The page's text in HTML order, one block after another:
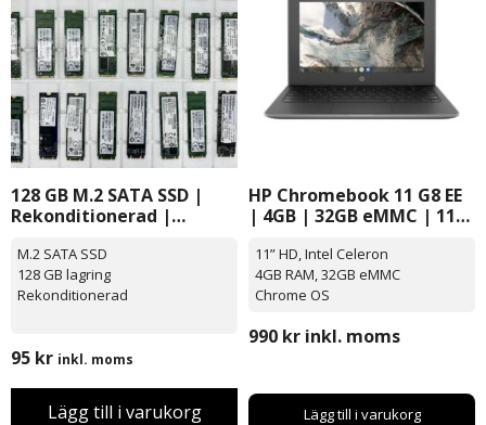
128 GB M.2 SATA SSD |
Rekonditionerad |
M.2 SATA SSD
128 GB lagring
Rekonditionerad
95 kr inkl. moms
Lägg till i varukorg
HP Chromebook 11 G8 EE
| 4GB | 32GB eMMC | 11″
11” HD, Intel Celeron
4GB RAM, 32GB eMMC
Chrome OS
990 kr inkl. moms
Lägg till i varukorg